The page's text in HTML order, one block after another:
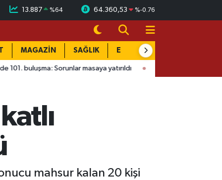
13.887 %64 64.360,53 %-0.76
MAGAZİN SAĞLIK EĞİTİM
masaya yatırıldı 15:41Ağustos Fuarı'nda Madrigal
mahsur kalan 20 kişi